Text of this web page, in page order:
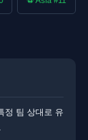
정 팀 상대로 유